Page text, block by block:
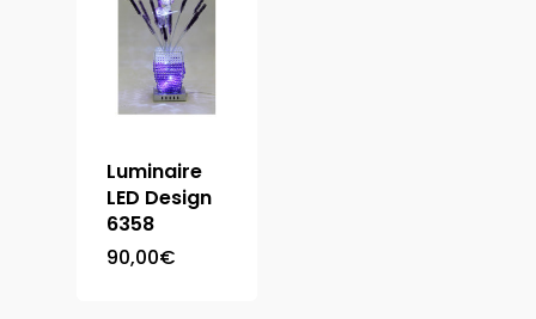
Luminaire
LED Design
6358
90,00€